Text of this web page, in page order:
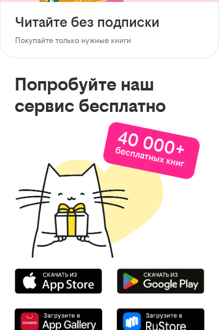
Читайте без подписки
Покупайте только нужные книги
Попробуйте наш
сервис бесплатно